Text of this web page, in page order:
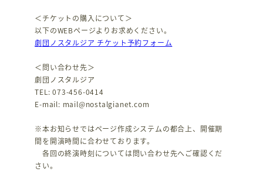
＜チケットの購入について＞
以下のWEBページよりお求めください。
劇団ノスタルジア チケット予約フォーム
＜問い合わせ先＞
劇団ノスタルジア
TEL: 073-456-0414
E-mail: mail@nostalgianet.com
※本お知らせではページ作成システムの都合上、開催期
間を開演時間に合わせております。
各回の終演時刻については問い合わせ先へご確認くだ
さい。